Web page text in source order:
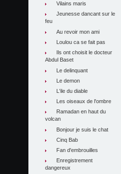
Vilains maris
Jeunesse dancant sur le
feu
Au revoir mon ami
Loulou ca se fait pas
Ils ont choisit le docteur
Abdul Baset
Le delinquant
Le demon
L'ile du diable
Les oiseaux de l'ombre
Ramadan en haut du
volcan
Bonjour je suis le chat
Cinq Bab
Fan d'embrouilles
Enregistrement
dangereux